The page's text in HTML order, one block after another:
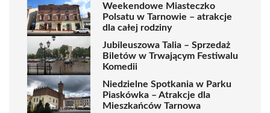
Weekendowe Miasteczko
Polsatu w Tarnowie – atrakcje
dla całej rodziny
Jubileuszowa Talia – Sprzedaż
Biletów w Trwającym Festiwalu
Komedii
Niedzielne Spotkania w Parku
Piaskówka – Atrakcje dla
Mieszkańców Tarnowa